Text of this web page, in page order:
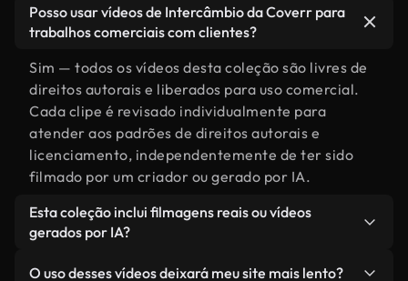
Posso usar vídeos de Intercâmbio da Coverr para
trabalhos comerciais com clientes?
Sim — todos os vídeos desta coleção são livres de
direitos autorais e liberados para uso comercial.
Cada clipe é revisado individualmente para
atender aos padrões de direitos autorais e
licenciamento, independentemente de ter sido
filmado por um criador ou gerado por IA.
Esta coleção inclui filmagens reais ou vídeos
gerados por IA?
O uso desses vídeos deixará meu site mais lento?